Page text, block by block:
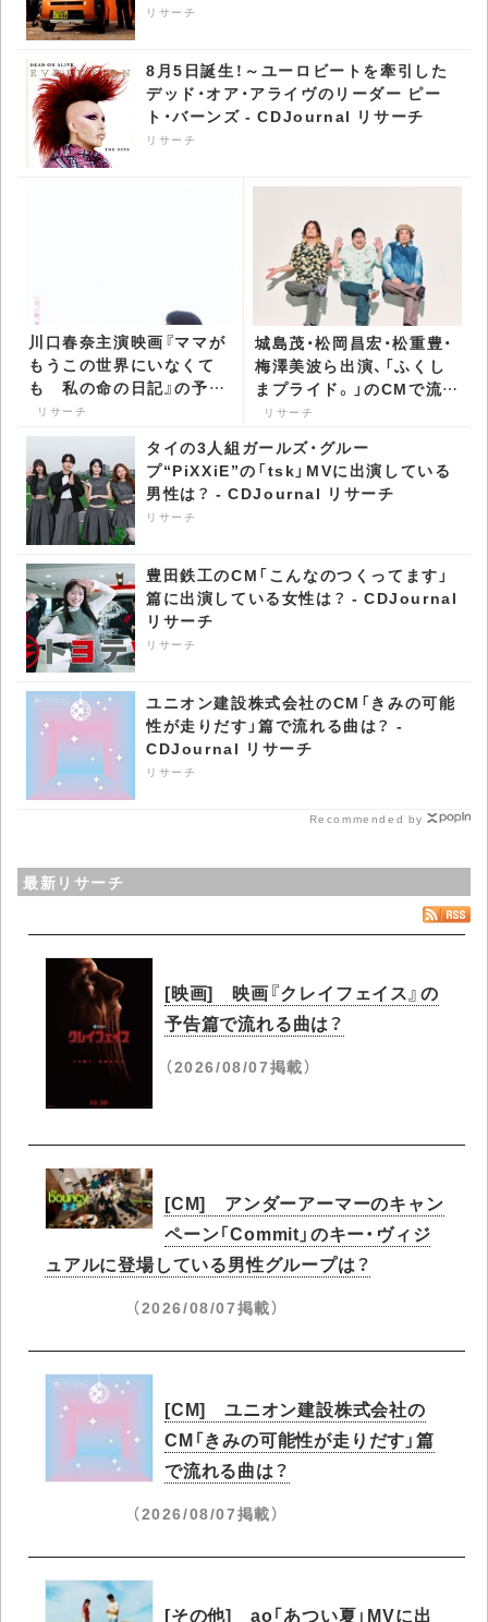
リサーチ
8月5日誕生！～ユーロビートを牽引した
デッド・オア・アライヴのリーダー ピー
ト・バーンズ - CDJournal リサーチ
リサーチ
川口春奈主演映画『ママが
もうこの世界にいなくて
も 私の命の日記』の予告
編で流れる曲は？ -
CDJournal リサーチ
リサーチ
城島茂・松岡昌宏・松重豊・
梅澤美波ら出演、「ふくし
まプライド。」のCMで流れ
る曲は？ - CDJournal リ
リサーチ
タイの3人組ガールズ・グルー
プ“PiXXiE”の「tsk」MVに出演している
男性は？ - CDJournal リサーチ
リサーチ
豊田鉄工のCM「こんなのつくってます」
篇に出演している女性は？ - CDJournal
リサーチ
リサーチ
ユニオン建設株式会社のCM「きみの可能
性が走りだす」篇で流れる曲は？ -
CDJournal リサーチ
リサーチ
Recommended by
最新リサーチ
[映画] 映画『クレイフェイス』の
予告篇で流れる曲は？
（2026/08/07掲載）
[CM] アンダーアーマーのキャン
ペーン「Commit」のキー・ヴィジ
ュアルに登場している男性グループは？
（2026/08/07掲載）
[CM] ユニオン建設株式会社の
CM「きみの可能性が走りだす」篇
で流れる曲は？
（2026/08/07掲載）
[その他] ao「あつい夏」MVに出